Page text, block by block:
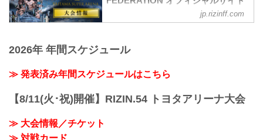
演出上の変更により、車いす席の券種がS
車いすで観戦されるS席をご購入済みのお
当日12:00～18:00までにＡゲートに設置
予定の返金受付窓口にてお手続きをお願
jp.rizinff.com
2026年 年間スケジュール
≫ 発表済み年間スケジュールはこちら
【8/11(火･祝)開催】RIZIN.54 トヨタアリーナ大会
≫ 大会情報／チケット